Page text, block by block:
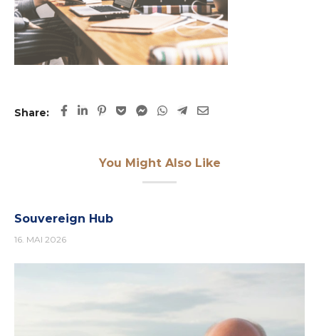
Share:
You Might Also Like
Souvereign Hub
16. MAI 2026